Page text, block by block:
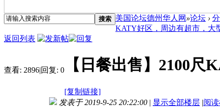
搜索 美国论坛德州华人网 »论坛 ›
KATY好区，周边有超市，大
返回列表
查看: 2896|回复: 0 【日餐出售】2100
[复制链接]
发表于 2019-9-25 20:22:00 | 显示全部楼层 |阅